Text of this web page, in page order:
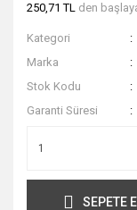
250,71 TL den
Kategori
Marka
Stok Kodu
Garanti Süresi
SEPETE